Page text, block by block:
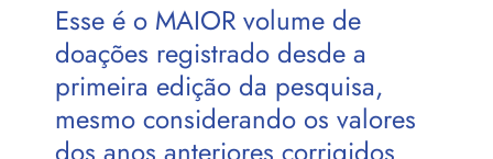
Esse é o MAIOR volume de
doações registrado desde a
primeira edição da pesquisa,
mesmo considerando os valores